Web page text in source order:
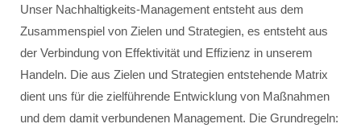
Unser Nachhaltigkeits-Management entsteht aus dem
Zusammenspiel von Zielen und Strategien, es entsteht aus
der Verbindung von Effektivität und Effizienz in unserem
Handeln. Die aus Zielen und Strategien entstehende Matrix
dient uns für die zielführende Entwicklung von Maßnahmen
und dem damit verbundenen Management. Die Grundregeln: